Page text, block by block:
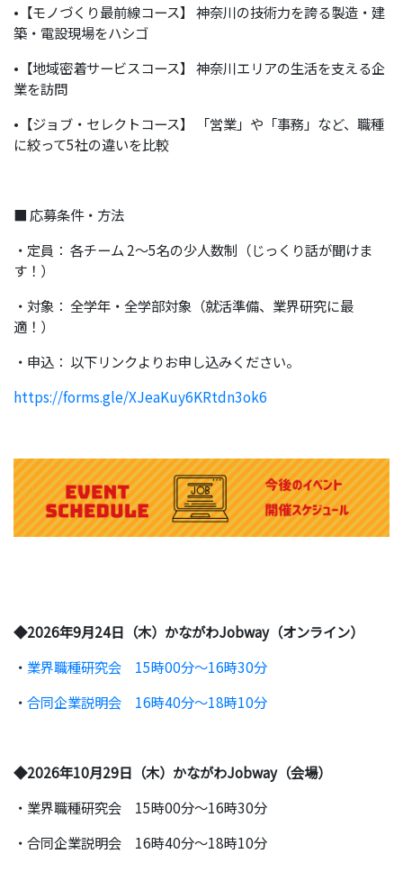
•【モノづくり最前線コース】 神奈川の技術力を誇る製造・建
築・電設現場をハシゴ
•【地域密着サービスコース】 神奈川エリアの生活を支える企
業を訪問
•【ジョブ・セレクトコース】 「営業」や「事務」など、職種
に絞って5社の違いを比較
■ 応募条件・方法
・定員： 各チーム 2〜5名の少人数制（じっくり話が聞けま
す！）
・対象： 全学年・全学部対象（就活準備、業界研究に最
適！）
・申込： 以下リンクよりお申し込みください。
https://forms.gle/XJeaKuy6KRtdn3ok6
◆2026年9月24日（木）かながわJobway（オンライン）
・ 業界職種研究会 15時00分～16時30分
・ 合同企業説明会 16時40分～18時10分
◆2026年10月29日（木）かながわJobway（会場）
・業界職種研究会 15時00分～16時30分
・合同企業説明会 16時40分～18時10分